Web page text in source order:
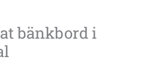
bänkbord i